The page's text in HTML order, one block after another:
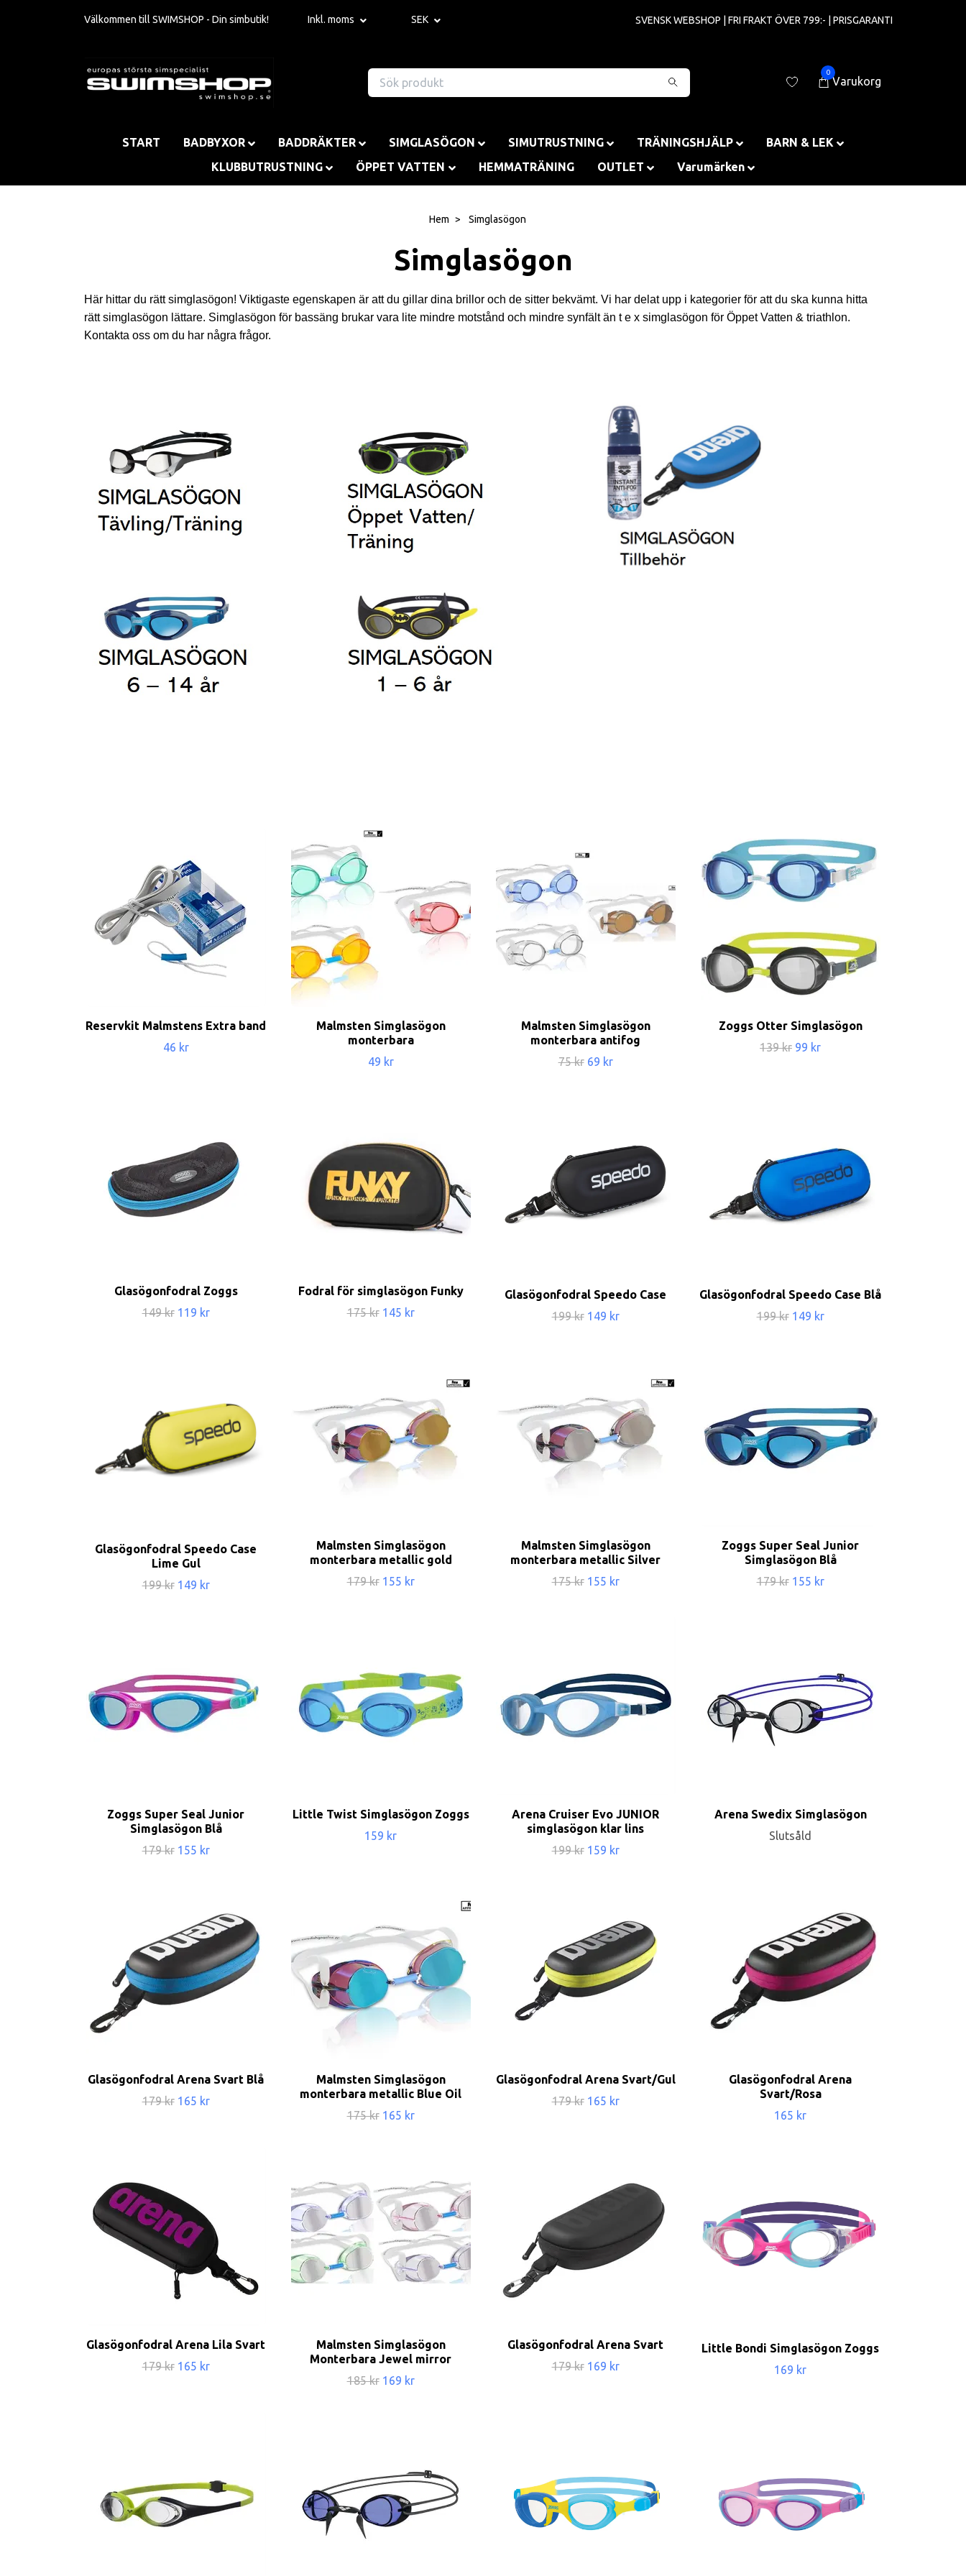
Välkommen till SWIMSHOP - Din simbutik! Inkl. moms SEK SVENSK WEBSHOP | FRI FRAKT ÖVER 799:- | PRISGARANTI
0
Varukorg
START BADBYXOR BADDRÄKTER SIMGLASÖGON SIMUTRUSTNING TRÄNINGSHJÄLP
BARN & LEK
KLUBBUTRUSTNING
ÖPPET VATTEN HEMMATRÄNING OUTLET Varumärken
Hem Simglasögon
Simglasögon
Här hittar du rätt simglasögon! Viktigaste egenskapen är att du gillar dina brillor och de sitter bekvämt. Vi har delat upp i kategorier för att du ska kunna hitta
rätt simglasögon lättare. Simglasögon för bassäng brukar vara lite mindre motstånd och mindre synfält än t e x simglasögon för Öppet Vatten & triathlon.
Kontakta oss om du har några frågor.
Reservkit Malmstens Extra band
46 kr
Malmsten Simglasögon
monterbara
49 kr
Malmsten Simglasögon
monterbara antifog
75 kr 69 kr
Zoggs Otter Simglasögon
139 kr 99 kr
Glasögonfodral Zoggs
149 kr 119 kr
Fodral för simglasögon Funky
175 kr 145 kr
Glasögonfodral Speedo Case
199 kr 149 kr
Glasögonfodral Speedo Case Blå
199 kr 149 kr
Glasögonfodral Speedo Case
Lime Gul
199 kr 149 kr
Malmsten Simglasögon
monterbara metallic gold
179 kr 155 kr
Malmsten Simglasögon
monterbara metallic Silver
175 kr 155 kr
Zoggs Super Seal Junior
Simglasögon Blå
179 kr 155 kr
Zoggs Super Seal Junior
Simglasögon Blå
179 kr 155 kr
Little Twist Simglasögon Zoggs
159 kr
Arena Cruiser Evo JUNIOR
simglasögon klar lins
199 kr 159 kr
Arena Swedix Simglasögon
Slutsåld
Glasögonfodral Arena Svart Blå
179 kr 165 kr
Malmsten Simglasögon
monterbara metallic Blue Oil
175 kr 165 kr
Glasögonfodral Arena Svart/Gul
179 kr 165 kr
Glasögonfodral Arena
Svart/Rosa
165 kr
Glasögonfodral Arena Lila Svart
179 kr 165 kr
Malmsten Simglasögon
Monterbara Jewel mirror
185 kr 169 kr
Glasögonfodral Arena Svart
179 kr 169 kr
Little Bondi Simglasögon Zoggs
169 kr